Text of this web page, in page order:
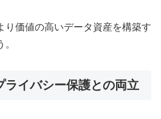
り価値の高いデータ資産を構築す
ライバシー保護との両立